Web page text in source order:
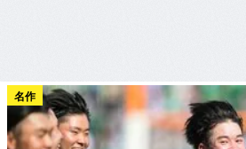
名作